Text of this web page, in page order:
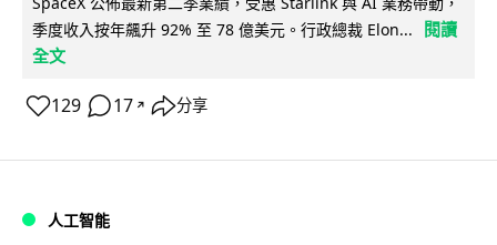
季度收入按年飆升 92% 至 78 億美元。行政總裁 Elon...
閱讀
全文
129 17 ↗ 分享
人工智能